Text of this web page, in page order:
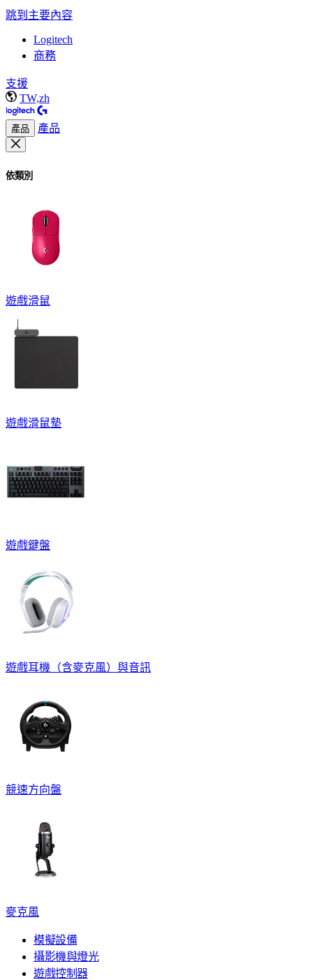
跳到主要內容
Logitech
商務
支援
TW,zh
產品 產品
依類別
遊戲滑鼠
遊戲滑鼠墊
遊戲鍵盤
遊戲耳機（含麥克風）與音訊
競速方向盤
麥克風
模擬設備
攝影機與燈光
遊戲控制器